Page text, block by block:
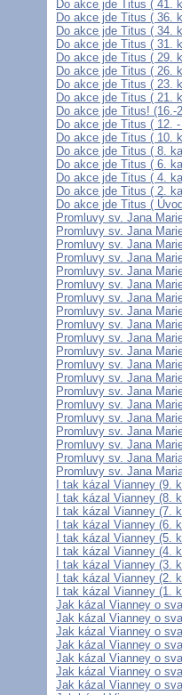
Do akce jde Titus ( 41.
Do akce jde Titus ( 36.
Do akce jde Titus ( 34.
Do akce jde Titus ( 31.
Do akce jde Titus ( 29.
Do akce jde Titus ( 26.
Do akce jde Titus ( 23.
Do akce jde Titus ( 21.
Do akce jde Titus! (16.-
Do akce jde Titus ( 12.
Do akce jde Titus ( 10.
Do akce jde Titus ( 8.
Do akce jde Titus ( 6.
Do akce jde Titus ( 4.
Do akce jde Titus ( 2.
Do akce jde Titus (
Promluvy sv. Jana
Promluvy sv. Jana
Promluvy sv. Jana
Promluvy sv. Jana
Promluvy sv. Jana
Promluvy sv. Jana
Promluvy sv. Jana
Promluvy sv. Jana
Promluvy sv. Jana
Promluvy sv. Jana
Promluvy sv. Jana
Promluvy sv. Jana
Promluvy sv. Jana
Promluvy sv. Jana
Promluvy sv. Jana
Promluvy sv. Jana
Promluvy sv. Jana
Promluvy sv. Jana
Promluvy sv. Jana
Promluvy sv. Jana
I tak kázal Vianney (9.
I tak kázal Vianney (8.
I tak kázal Vianney (7.
I tak kázal Vianney (6.
I tak kázal Vianney (5.
I tak kázal Vianney (4.
I tak kázal Vianney (3.
I tak kázal Vianney (2.
I tak kázal Vianney (1.
Jak kázal Vianney o
Jak kázal Vianney o
Jak kázal Vianney o
Jak kázal Vianney o
Jak kázal Vianney o
Jak kázal Vianney o
Jak kázal Vianney o